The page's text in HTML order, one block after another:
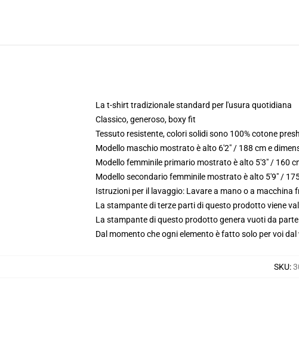
La t-shirt tradizionale standard per l'usura quotidiana
Classico, generoso, boxy fit
Tessuto resistente, colori solidi sono 100% cotone
Modello maschio mostrato è alto 6'2" / 188 cm e
Modello femminile primario mostrato è alto 5'3" / 160
Modello secondario femminile mostrato è alto 5'9" /
Istruzioni per il lavaggio: Lavare a mano o a
La stampante di terze parti di questo prodotto viene
La stampante di questo prodotto genera vuoti da
Dal momento che ogni elemento è fatto solo per voi
SKU: